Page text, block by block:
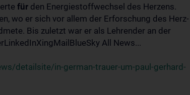
für den Energiestoffwechsel des Herzens.
wo er sich vor allem der Erforschung des Herz-
Bis zuletzt war er als Lehrender an der
All News...
detailsite/in-german-trauer-um-paul-gerhard-